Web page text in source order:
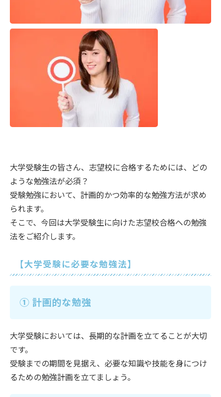
大学受験生の皆さん、志望校に合格するためには、どの
ような勉強法が必須？
受験勉強において、計画的かつ効率的な勉強方法が求め
られます。
そこで、今回は大学受験生に向けた志望校合格への勉強
法をご紹介します。
【大学受験に必要な勉強法】
① 計画的な勉強
大学受験においては、長期的な計画を立てることが大切
です。
受験までの期間を見据え、必要な知識や技能を身につけ
るための勉強計画を立てましょう。